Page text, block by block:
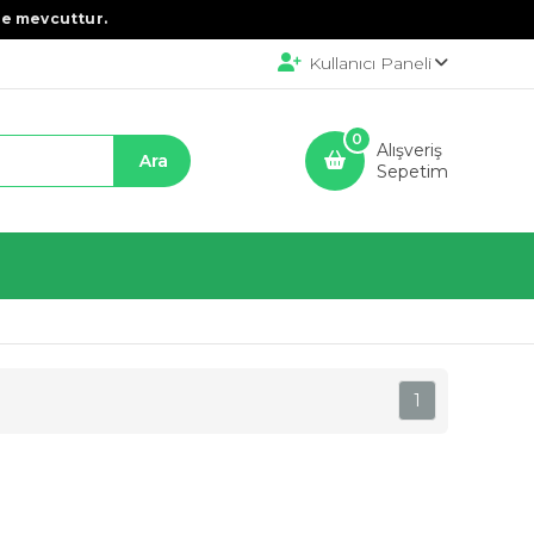
mevcuttur.
Kullanıcı Paneli
Alışveriş
Sepetim
0
1